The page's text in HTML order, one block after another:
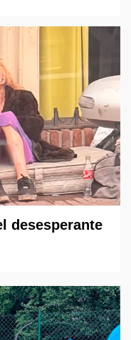
desesperante